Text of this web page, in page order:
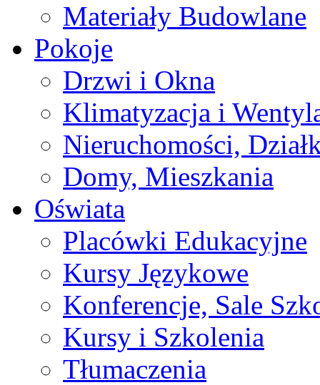
Materiały Budowlane
Pokoje
Drzwi i Okna
Klimatyzacja i
Nieruchomości,
Domy, Mieszkania
Oświata
Placówki Edukacyjne
Kursy Językowe
Konferencje, Sale
Kursy i Szkolenia
Tłumaczenia